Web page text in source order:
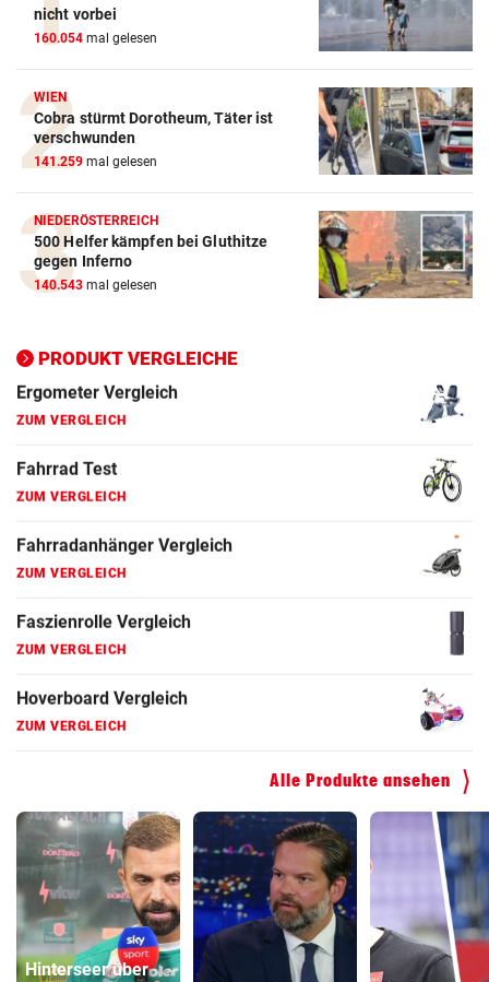
nicht vorbei
160.054 mal gelesen
WIEN
Cobra stürmt Dorotheum, Täter ist
verschwunden
141.259 mal gelesen
NIEDERÖSTERREICH
500 Helfer kämpfen bei Gluthitze
gegen Inferno
140.543 mal gelesen
PRODUKT VERGLEICHE
Action-Cam Vergleich
ZUM VERGLEICH
Crosstrainer Vergleich
ZUM VERGLEICH
E-Bike Vergleich
ZUM VERGLEICH
Elektro-Scooter Vergleich
ZUM VERGLEICH
ZUM VERGLEICH
Fahrrad Test
ZUM VERGLEICH
Fahrradanhänger Vergleich
ZUM VERGLEICH
Faszienrolle Vergleich
ZUM VERGLEICH
Hoverboard Vergleich
ZUM VERGLEICH
Kinderfahrrad Vergleich
ZUM VERGLEICH
Alle Produkte ansehen
Hinterseer über